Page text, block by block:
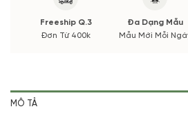
Freeship Q.3
Đơn Từ 400k
Đa Dạng Mẫu
Mẫu Mới Mỗi
MÔ TẢ